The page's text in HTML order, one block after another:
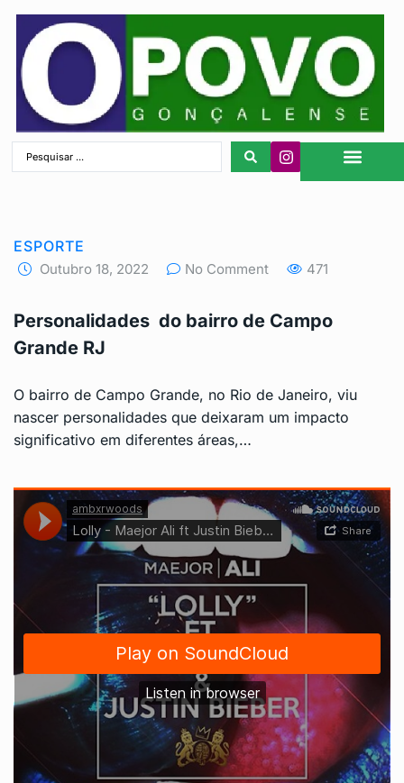
ESPORTE
Outubro 18, 2022 No Comment 471
Personalidades do bairro de Campo
Grande RJ
O bairro de Campo Grande, no Rio de Janeiro, viu
nascer personalidades que deixaram um impacto
significativo em diferentes áreas,…